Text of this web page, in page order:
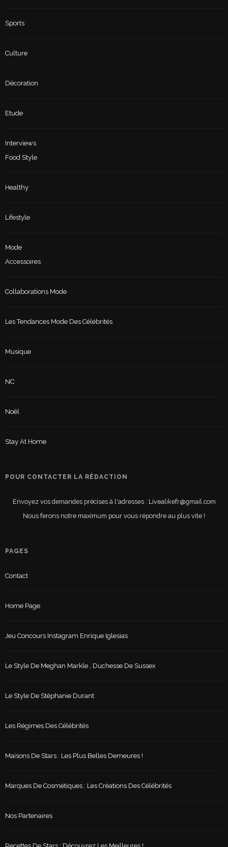
Sports
Culture
Décoration
Etude
Interviews
Food Style
Healthy
Lifestyle
Mode
Accessoires
Collaborations Mode
Les Tendances Mode Des Célébrités
Musique
NC
Noël
Stay At Home
POUR CONTACTER LA RÉDACTION
Envoyez vos demandes précises à l'adresses : Livealikefr@gmail.com
Nous ferons notre maximum pour vous répondre au plus vite !
PAGES
Contact
Home Page
Jeu Concours Instagram Enrique Iglesias
Le Style De Meghan Markle , Duchesse De Sussex
Le Style De Stéphanie Durant
Les Régimes Des Célébrités
Maisons De Stars : Les Plus Belles Demeures !
Marques De Cosmétiques : Les Créations Des Célébrités
Nos Partenaires